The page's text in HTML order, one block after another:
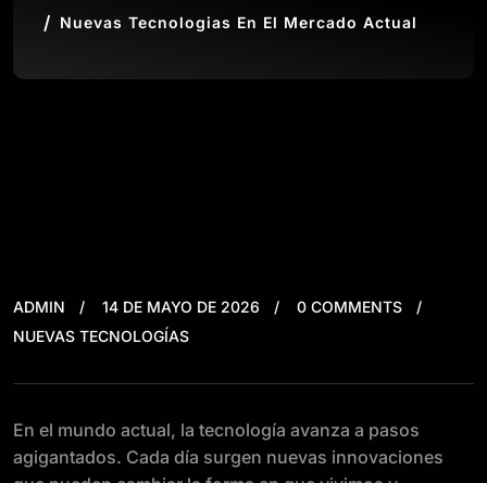
Nuevas Tecnologias En El Mercado Actual
ADMIN 14 DE MAYO DE 2026
0 COMMENTS
NUEVAS TECNOLOGÍAS
En el mundo actual, la tecnología avanza a pasos
agigantados. Cada día surgen nuevas innovaciones